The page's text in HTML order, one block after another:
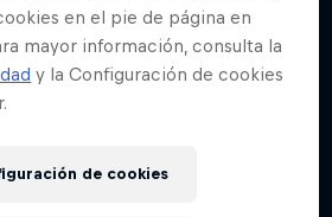
Final Torneo de Plazas
en el pie de página en
mayor información, consulta la
y la Configuración de cookies
de cookies